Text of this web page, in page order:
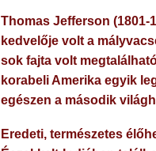
Thomas Jefferson (1801-
kedvelője volt a
sok fajta volt
korabeli Amerika egyik
egészen a második
Eredeti, természetes